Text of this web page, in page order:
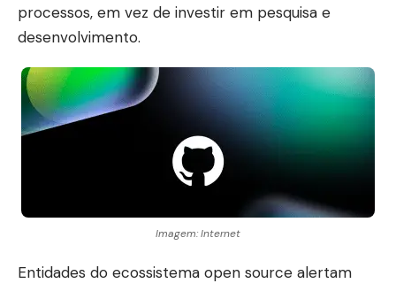
processos, em vez de investir em pesquisa e
desenvolvimento.
Imagem: Internet
Entidades do ecossistema open source alertam